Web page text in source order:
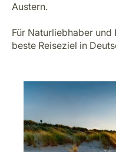
Austern.
Für Naturliebhaber und
beste Reiseziel in